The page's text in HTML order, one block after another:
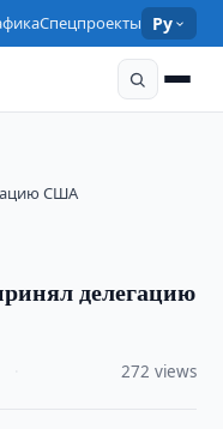
Спецпроекты Ру
США
делегацию
272 views